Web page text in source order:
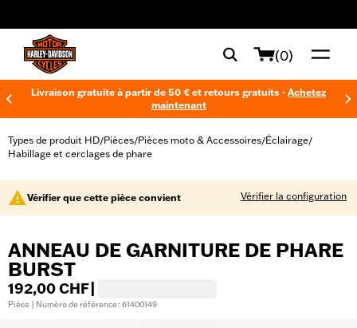
(0)
Livraison gratuite à partir de 50 € et retours gratuits - Achetez
maintenant
Types de produit HD/Pièces/Pièces moto & Accessoires/Éclairage/
Habillage et cerclages de phare
Vérifier que cette pièce convient Vérifier la configuration
ANNEAU DE GARNITURE DE PHARE
BURST
192,00 CHF
Pièce | Numéro de référence : 61400149